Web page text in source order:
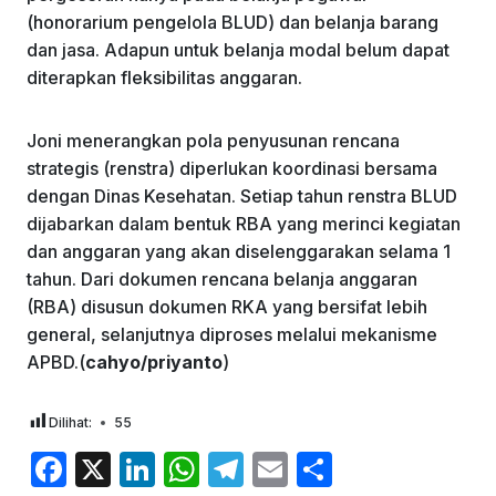
(honorarium pengelola BLUD) dan belanja barang
dan jasa. Adapun untuk belanja modal belum dapat
diterapkan fleksibilitas anggaran.
Joni menerangkan pola penyusunan rencana
strategis (renstra) diperlukan koordinasi bersama
dengan Dinas Kesehatan. Setiap tahun renstra BLUD
dijabarkan dalam bentuk RBA yang merinci kegiatan
dan anggaran yang akan diselenggarakan selama 1
tahun. Dari dokumen rencana belanja anggaran
(RBA) disusun dokumen RKA yang bersifat lebih
general, selanjutnya diproses melalui mekanisme
APBD.(cahyo/priyanto)
Dilihat: 55
F
X
Li W T
E